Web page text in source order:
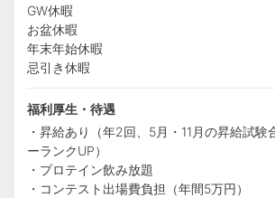
GW休暇
お盆休暇
年末年始休暇
忌引き休暇
福利厚生・待遇
・昇給あり（年2回、5月・11月の昇給試験
ーランクUP）
・プロテイン飲み放題
・コンテスト出場費負担（年間5万円）